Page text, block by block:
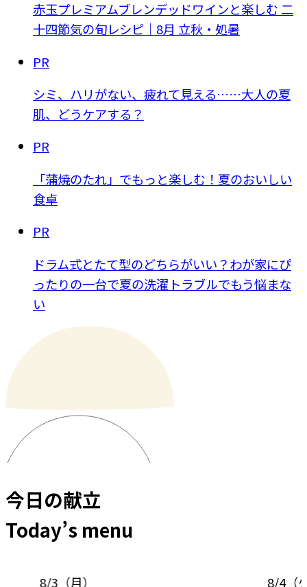
赤玉プレミアムブレンデッドワインと楽しむ 二
十四節気の旬レシピ｜8月 立秋・処暑
PR
シミ、ハリがない、疲れて見える……大人の夏
肌、どうケアする？
PR
「蒲焼のたれ」でもっと楽しむ！夏のおいしい
食卓
PR
ドラム式とたて型のどちらがいい？わが家にぴ
ったりの一台で夏の洗濯トラブルでもう悩まな
い
今日の献立
Today’s menu
8/3 （月）
8/4（